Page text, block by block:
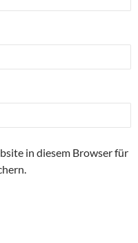
in diesem Browser für